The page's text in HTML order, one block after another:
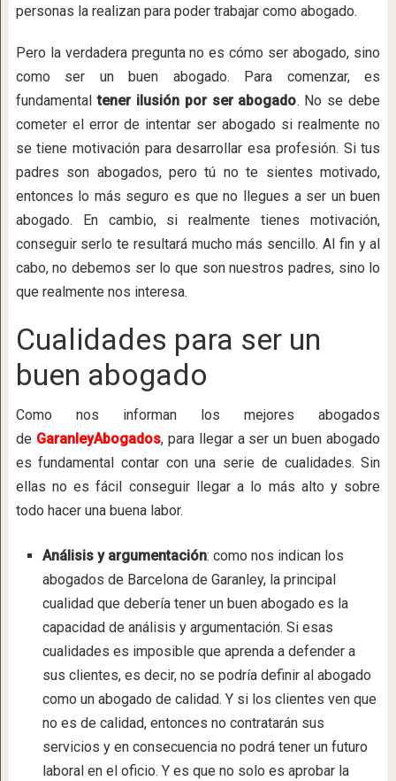
personas la realizan para poder trabajar como abogado.
Pero la verdadera pregunta no es cómo ser abogado, sino
como ser un buen abogado. Para comenzar, es
fundamentaltener ilusión por ser abogado. No se debe
cometer el error de intentar ser abogado si realmente no
se tiene motivación para desarrollar esa profesión. Si tus
padres son abogados, pero tú no te sientes motivado,
entonces lo más seguro es que no llegues a ser un buen
abogado. En cambio, si realmente tienes motivación,
conseguir serlo te resultará mucho más sencillo. Al fin y al
cabo, no debemos ser lo que son nuestros padres, sino lo
que realmente nos interesa.
Cualidades para ser un
buen abogado
Como nos informan los mejores abogados
de GaranleyAbogados, para llegar a ser un buen abogado
es fundamental contar con una serie de cualidades. Sin
ellas no es fácil conseguir llegar a lo más alto y sobre
todo hacer una buena labor.
Análisis y argumentación: como nos indican los
abogados de Barcelona de Garanley, la principal
cualidad que debería tener un buen abogado es la
capacidad de análisis y argumentación. Si esas
cualidades es imposible que aprenda a defender a
sus clientes, es decir, no se podría definir al abogado
como un abogado de calidad. Y si los clientes ven que
no es de calidad, entonces no contratarán sus
servicios y en consecuencia no podrá tener un futuro
laboral en el oficio. Y es que no solo es aprobar la